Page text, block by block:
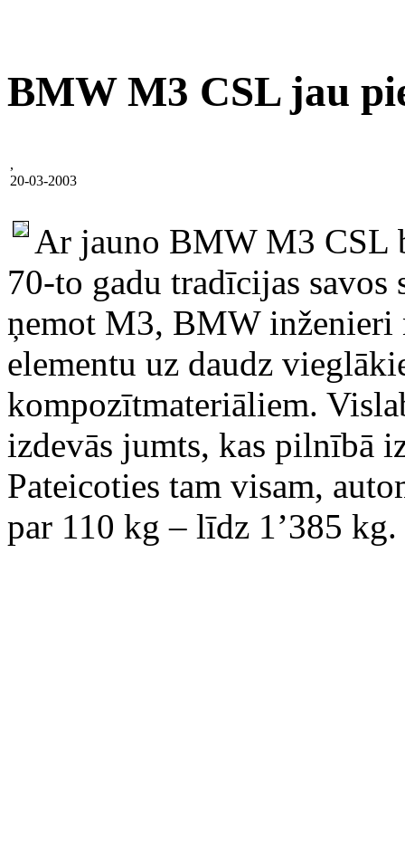
BMW M3 CSL jau
,
20-03-2003
Ar jauno BMW M3 CSL
70-to gadu tradīcijas savos
ņemot M3, BMW inženieri
elementu uz daudz
kompozītmateriāliem.
izdevās jumts, kas pilnībā
Pateicoties tam visam,
par 110 kg – līdz 1’385 kg.